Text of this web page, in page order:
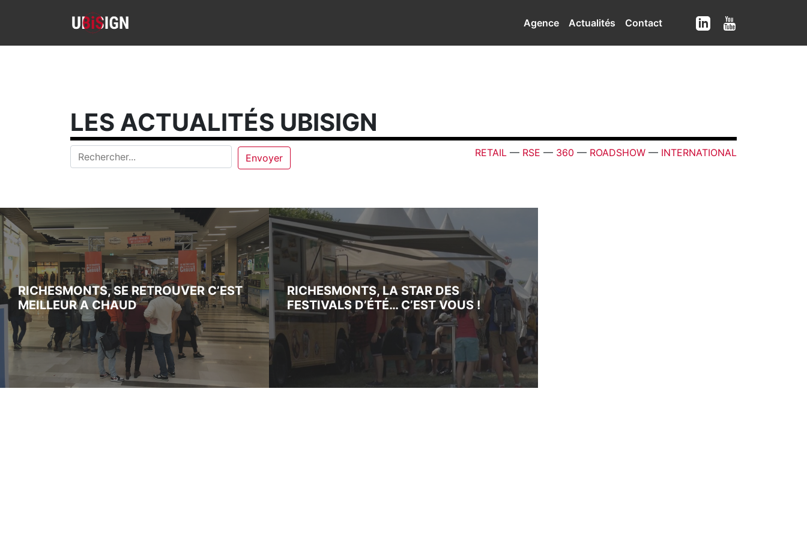
Agence Actualités Contact
LES ACTUALITÉS UBISIGN
RETAIL — RSE — 360 — ROADSHOW — INTERNATIONAL
RICHESMONTS, SE RETROUVER C’EST
MEILLEUR A CHAUD
RICHESMONTS, LA STAR DES
FESTIVALS D’ÉTÉ… C’EST VOUS !